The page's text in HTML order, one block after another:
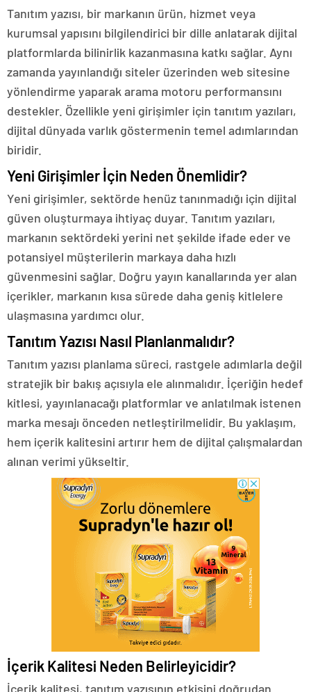
Tanıtım yazısı, bir markanın ürün, hizmet veya
kurumsal yapısını bilgilendirici bir dille anlatarak dijital
platformlarda bilinirlik kazanmasına katkı sağlar. Aynı
zamanda yayınlandığı siteler üzerinden web sitesine
yönlendirme yaparak arama motoru performansını
destekler. Özellikle yeni girişimler için tanıtım yazıları,
dijital dünyada varlık göstermenin temel adımlarından
biridir.
Yeni Girişimler İçin Neden Önemlidir?
Yeni girişimler, sektörde henüz tanınmadığı için dijital
güven oluşturmaya ihtiyaç duyar. Tanıtım yazıları,
markanın sektördeki yerini net şekilde ifade eder ve
potansiyel müşterilerin markaya daha hızlı
güvenmesini sağlar. Doğru yayın kanallarında yer alan
içerikler, markanın kısa sürede daha geniş kitlelere
ulaşmasına yardımcı olur.
Tanıtım Yazısı Nasıl Planlanmalıdır?
Tanıtım yazısı planlama süreci, rastgele adımlarla değil
stratejik bir bakış açısıyla ele alınmalıdır. İçeriğin hedef
kitlesi, yayınlanacağı platformlar ve anlatılmak istenen
marka mesajı önceden netleştirilmelidir. Bu yaklaşım,
hem içerik kalitesini artırır hem de dijital çalışmalardan
alınan verimi yükseltir.
İçerik Kalitesi Neden Belirleyicidir?
İçerik kalitesi, tanıtım yazısının etkisini doğrudan